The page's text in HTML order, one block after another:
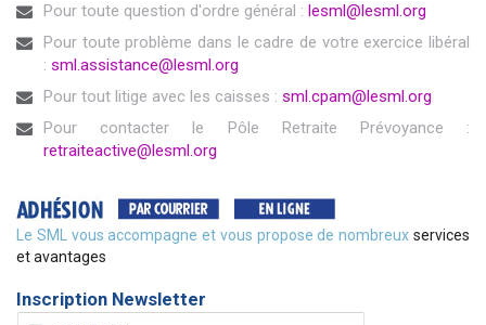
Pour toute question d'ordre général : lesml@lesml.org
Pour toute problème dans le cadre de votre exercice libéral
: sml.assistance@lesml.org
Pour tout litige avec les caisses : sml.cpam@lesml.org
Pour contacter le Pôle Retraite Prévoyance :
retraiteactive@lesml.org
Le SML vous accompagne et vous propose de nombreux services
et avantages
Inscription Newsletter